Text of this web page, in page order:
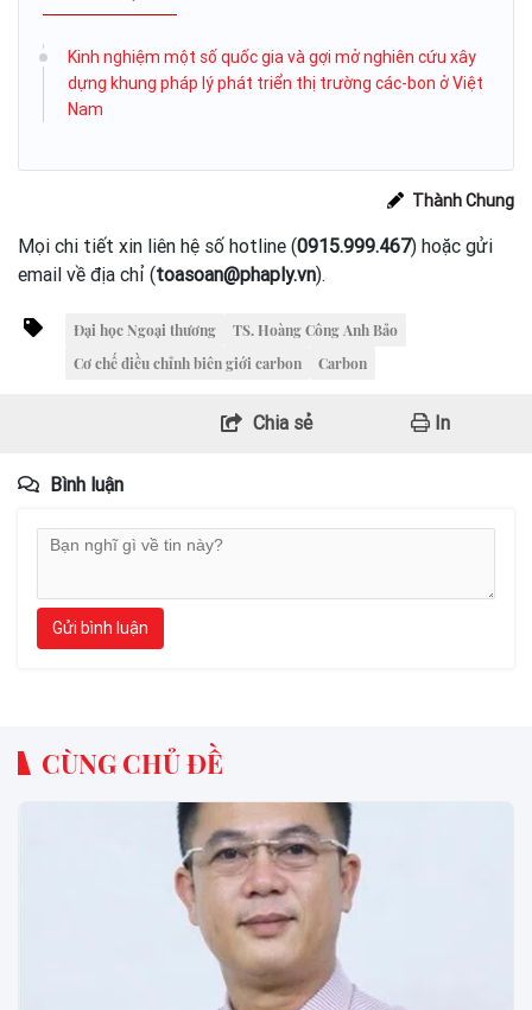
Kinh nghiệm một số quốc gia và gợi mở nghiên cứu xây
dựng khung pháp lý phát triển thị trường các-bon ở Việt
Nam
Thành Chung
Mọi chi tiết xin liên hệ số hotline (0915.999.467) hoặc gửi
email về địa chỉ (toasoan@phaply.vn).
Đại học Ngoại thương
TS. Hoàng Công Anh Bảo
Cơ chế điều chỉnh biên giới carbon
Carbon
Chia sẻ In
Bình luận
Gửi bình luận
CÙNG CHỦ ĐỀ